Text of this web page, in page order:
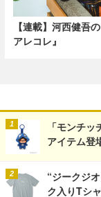
【連載】河西健吾
アレコレ』
「モンチ
アイテム登
“ジークジ
ク入りTシ